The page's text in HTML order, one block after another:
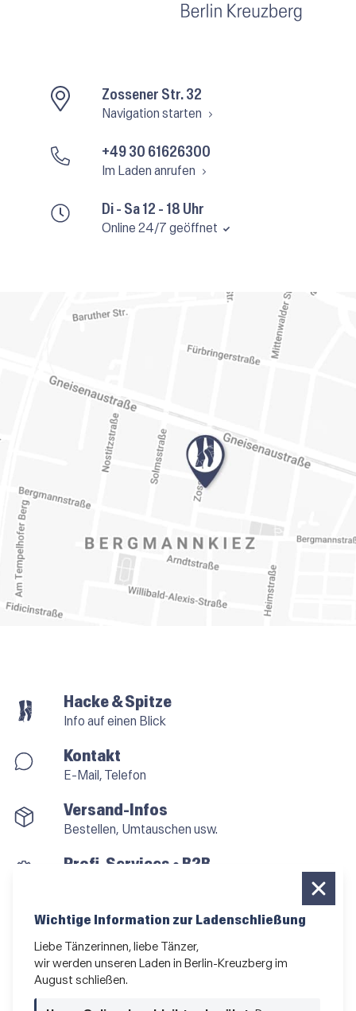
Di - Sa 12 - 18 Uhr
Online 24/7 geöffnet
Zossener Str. 32
Navigation starten
+49 30 61626300
Im Laden anrufen
Hacke & Spitze
Info auf einen Blick
Kontakt
E-Mail, Telefon
Versand-Infos
Bestellen, Umtauschen usw.
Profi-Services • B2B
Newsletter bestellen
Das Kleingedruckte
Wichtige Information zur Ladenschließung
Liebe Tänzerinnen, liebe Tänzer,
wir werden unseren Laden in Berlin-Kreuzberg im
August schließen.